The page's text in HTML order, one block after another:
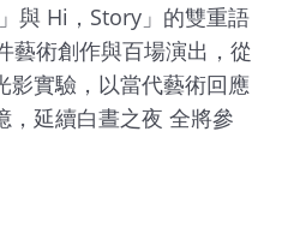
與 Hi，Story」的雙重語
藝術創作與百場演出，從
影實驗，以當代藝術回應
，延續白晝之夜 全將參